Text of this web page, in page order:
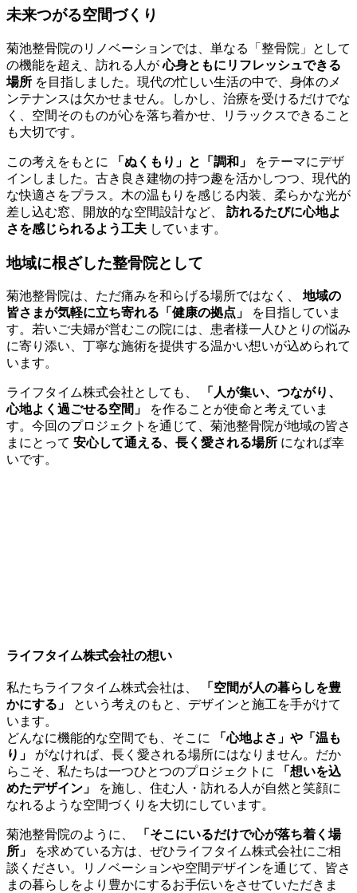
未来つがる空間づくり
菊池整骨院のリノベーションでは、単なる「整骨院」として
の機能を超え、訪れる人が心身ともにリフレッシュできる
場所 を目指しました。現代の忙しい生活の中で、身体のメ
ンテナンスは欠かせません。しかし、治療を受けるだけでな
く、空間そのものが心を落ち着かせ、リラックスできること
も大切です。
この考えをもとに 「ぬくもり」と「調和」
をテーマにデザ
インしました。古き良き建物の持つ趣を活かしつつ、現代的
な快適さをプラス。木の温もりを感じる内装、柔らかな光が
差し込む窓、開放的な空間設計など、 訪れるたびに心地よ
さを感じられるよう工夫 しています。
地域に根ざした整骨院として
菊池整骨院は、ただ痛みを和らげる場所ではなく、 地域の
皆さまが気軽に立ち寄れる「健康の拠点」
を目指していま
す。若いご夫婦が営むこの院には、患者様一人ひとりの悩み
に寄り添い、丁寧な施術を提供する温かい想いが込められて
います。
ライフタイム株式会社としても、
「人が集い、つながり、
心地よく過ごせる空間」
を作ることが使命と考えていま
す。今回のプロジェクトを通じて、菊池整骨院が地域の皆さ
まにとって 安心して通える、長く愛される場所 になれば幸
いです。
ライフタイム株式会社の想い
私たちライフタイム株式会社は、
「空間が人の暮らしを豊
かにする」
という考えのもと、デザインと施工を手がけて
います。
どんなに機能的な空間でも、そこに
「心地よさ」や「温も
り」
がなければ、長く愛される場所にはなりません。だか
らこそ、私たちは一つひとつのプロジェクトに
「想いを込
めたデザイン」
を施し、住む人・訪れる人が自然と笑顔に
なれるような空間づくりを大切にしています。
菊池整骨院のように、
「そこにいるだけで心が落ち着く場
所」
を求めている方は、ぜひライフタイム株式会社にご相
談ください。リノベーションや空間デザインを通じて、皆さ
まの暮らしをより豊かにするお手伝いをさせていただきま